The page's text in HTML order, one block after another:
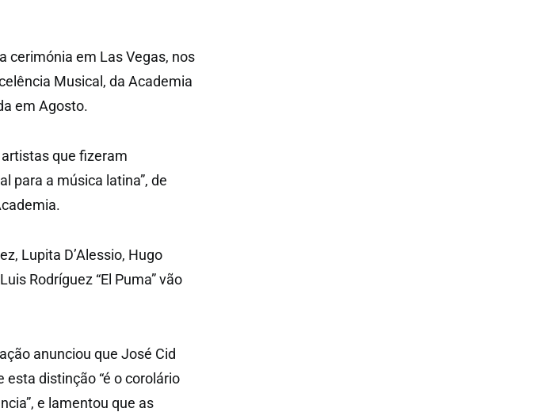
cerimónia em Las Vegas, nos
Musical, da Academia
em Agosto.
que fizeram
para a música latina”, de
Lupita D’Alessio, Hugo
Rodríguez “El Puma” vão
anunciou que José Cid
esta distinção “é o corolário
e lamentou que as